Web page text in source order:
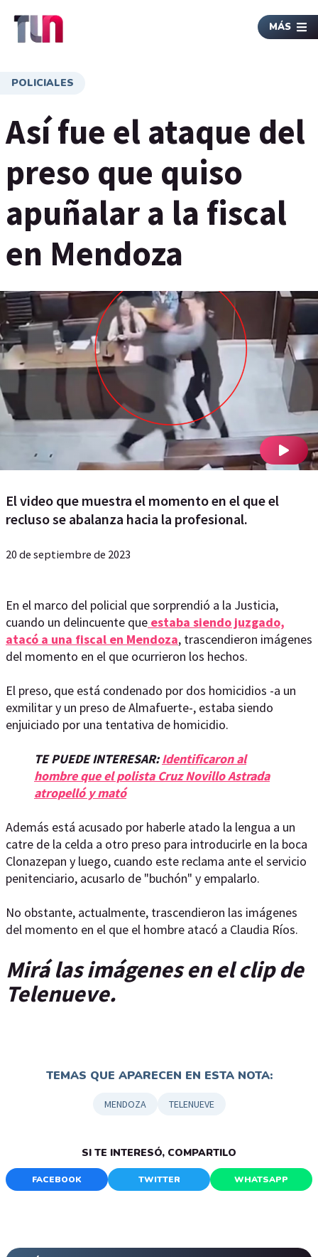
MÁS
POLICIALES
Así fue el ataque del
preso que quiso
apuñalar a la fiscal
en Mendoza
El video que muestra el momento en el que el
recluso se abalanza hacia la profesional.
20 de septiembre de 2023
En el marco del policial que sorprendió a la Justicia,
cuando un delincuente que estaba siendo juzgado,
atacó a una fiscal en Mendoza, trascendieron imágenes
del momento en el que ocurrieron los hechos.
El preso, que está condenado por dos homicidios -a un
exmilitar y un preso de Almafuerte-, estaba siendo
enjuiciado por una tentativa de homicidio.
TE PUEDE INTERESAR:Identificaron al
hombre que el polista Cruz Novillo Astrada
atropelló y mató
Además está acusado por haberle atado la lengua a un
catre de la celda a otro preso para introducirle en la boca
Clonazepan y luego, cuando este reclama ante el servicio
penitenciario, acusarlo de "buchón" y empalarlo.
No obstante, actualmente, trascendieron las imágenes
del momento en el que el hombre atacó a Claudia Ríos.
Mirá las imágenes en el clip de
Telenueve.
TEMAS QUE APARECEN EN ESTA NOTA:
MENDOZA TELENUEVE
SI TE INTERESÓ, COMPARTILO
FACEBOOK TWITTER WHATSAPP